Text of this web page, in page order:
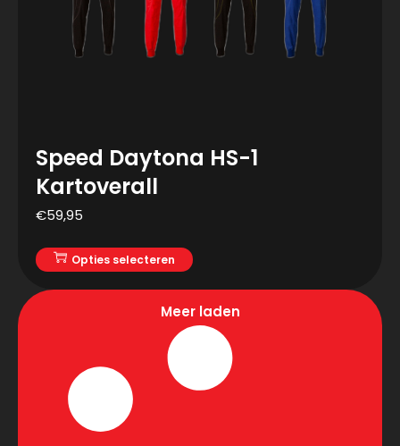
Speed Daytona HS-1
Kartoverall
€59,95
Opties selecteren
Meer laden